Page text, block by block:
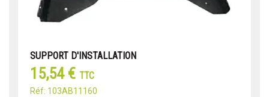
SUPPORT D'INSTALLATION
15,54 € TTC
Réf: 103AB11160